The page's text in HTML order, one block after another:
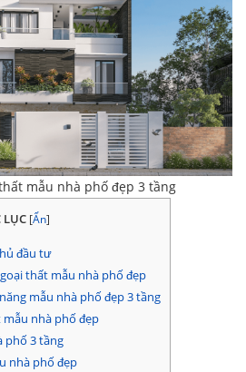
mẫu nhà phố đẹp 3 tầng
LỤC [Ẩn]
đầu tư
thất mẫu nhà phố đẹp
mẫu nhà phố đẹp 3 tầng
nhà phố đẹp
phố 3 tầng
nhà phố đẹp